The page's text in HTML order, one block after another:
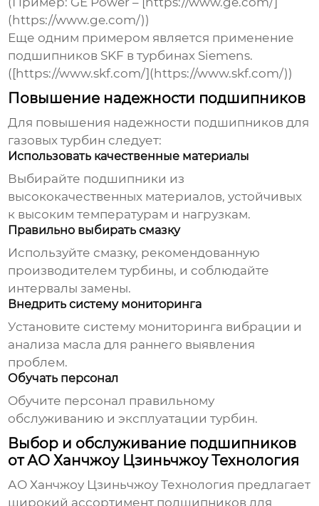
(https://www.ge.com/))
Еще одним примером является применение
подшипников SKF в турбинах Siemens.
([https://www.skf.com/](https://www.skf.com/))
Повышение надежности подшипников
Для повышения надежности подшипников для
газовых турбин следует:
Использовать качественные материалы
Выбирайте подшипники из
высококачественных материалов, устойчивых
к высоким температурам и нагрузкам.
Правильно выбирать смазку
Используйте смазку, рекомендованную
производителем турбины, и соблюдайте
интервалы замены.
Внедрить систему мониторинга
Установите систему мониторинга вибрации и
анализа масла для раннего выявления
проблем.
Обучать персонал
Обучите персонал правильному
обслуживанию и эксплуатации турбин.
Выбор и обслуживание подшипников
от АО Ханчжоу Цзиньчжоу Технология
АО Ханчжоу Цзиньчжоу Технология предлагает
широкий ассортимент подшипников для